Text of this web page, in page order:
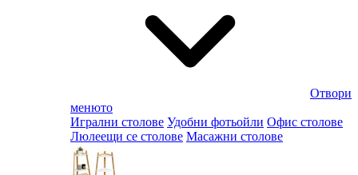
Отвори
менюто
Игрални столове Удобни фотьойли Офис столове
Люлеещи се столове Масажни столове